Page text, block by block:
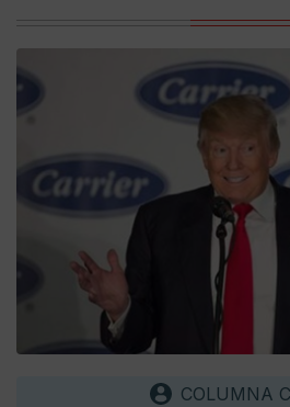
COLUMNA